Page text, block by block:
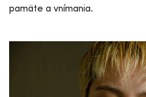
pamäte a vnímania.